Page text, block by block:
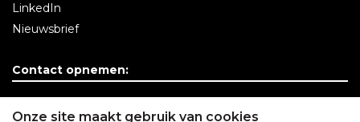
Onze site maakt gebruik van cookies
LinkedIn
Nieuwsbrief
Contact opnemen: